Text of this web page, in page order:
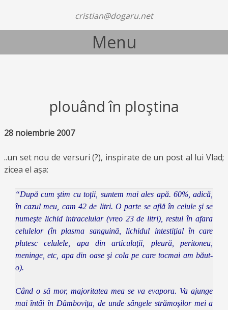
cristian@dogaru.net
Menu
plouând în ploştina
28 noiembrie 2007
..un set nou de versuri (?), inspirate de un post al lui Vlad;
zicea el așa:
“După cum ştim cu toţii, suntem mai ales apă. 60%, adică,
în cazul meu, cam 42 de litri. O parte se află în celule şi se
numeşte lichid intracelular (vreo 23 de litri), restul în afara
celulelor (în plasma sanguină, lichidul intestiţial în care
plutesc celulele, apa din articulaţii, pleură, peritoneu,
meninge, etc, apa din oase şi cola pe care tocmai am băut-
o).
Când o să mor, majoritatea mea se va evapora. Va ajunge
mai întâi în Dâmboviţa, de unde sângele strămoşilor mei a